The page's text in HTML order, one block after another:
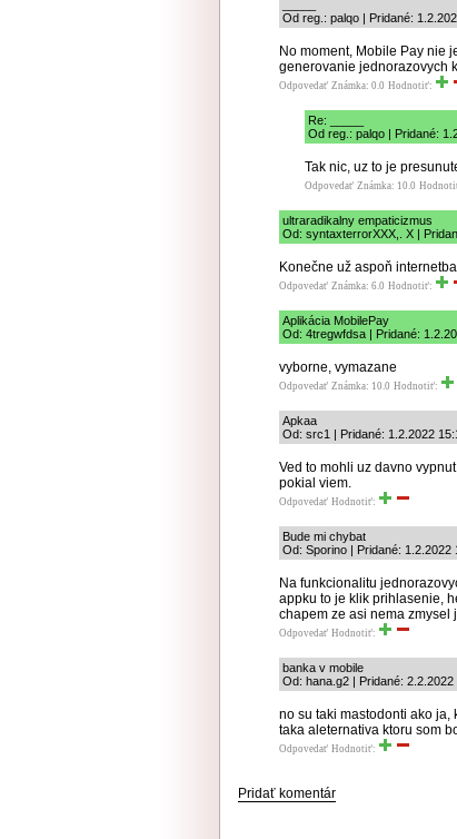
Od reg.: palqo | Pridané:
No moment, Mobile Pay nie
generovanie jednorazovych
Odpovedať Známka: 0.0 Hodnotiť:
Re: _____
Od reg.: palqo | Pridané:
Tak nic, uz to je
Odpovedať Známka: 10.0
ultraradikalny empaticizmus
Od: syntaxterrorXXX,. X |
Konečne už aspoň
Odpovedať Známka: 6.0 Hodnotiť:
Aplikácia MobilePay
Od: 4tregwfdsa | Pridané:
vyborne, vymazane
Odpovedať Známka: 10.0 Hodnotiť:
Apkaa
Od: src1 | Pridané: 1.2.2022
Ved to mohli uz davno
pokial viem.
Odpovedať Hodnotiť:
Bude mi chybat
Od: Sporino | Pridané: 1.2.2022
Na funkcionalitu
appku to je klik prihlasenie,
chapem ze asi nema zmysel
Odpovedať Hodnotiť:
banka v mobile
Od: hana.g2 | Pridané: 2.2.2022
no su taki mastodonti ako
taka aleternativa ktoru som
Odpovedať Hodnotiť:
Pridať komentár